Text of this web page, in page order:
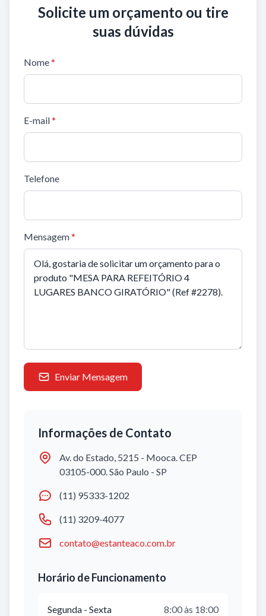
Solicite um orçamento ou tire
suas dúvidas
Nome*
E-mail*
Telefone
Mensagem*
Enviar Mensagem
Informações de Contato
Av. do Estado, 5215 - Mooca. CEP
03105-000. São Paulo - SP
(11) 95333-1202
(11) 3209-4077
contato@estanteaco.com.br
Horário de Funcionamento
Segunda - Sexta 8:00 às 18:00